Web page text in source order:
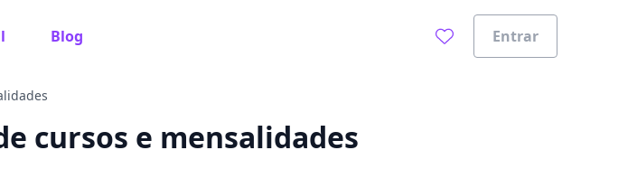
Blog Entrar
seus estudos
cursos e mensalidades